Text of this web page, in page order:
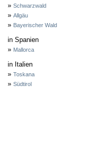
» Schwarzwald
» Allgäu
» Bayerischer Wald
in Spanien
» Mallorca
in Italien
» Toskana
» Südtirol